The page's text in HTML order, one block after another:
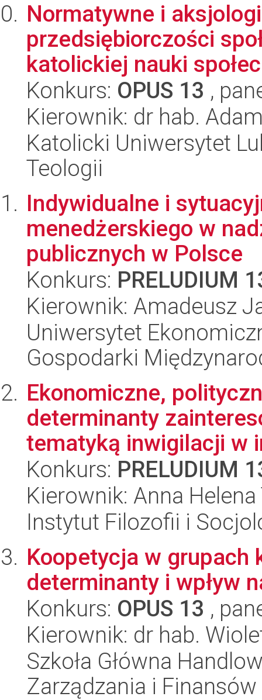
Normatywne i
przedsiębiorczości
katolickiej nauki
Konkurs: OPUS 13 ,
Kierownik: dr hab.
Katolicki Uniwersytet
Teologii
Indywidualne i
menedżerskiego w
publicznych w Polsce
Konkurs: PRELUDIUM
Kierownik: Amadeusz
Uniwersytet
Gospodarki
Ekonomiczne,
determinanty
tematyką inwigilacji w
Konkurs: PRELUDIUM
Kierownik: Anna Helena
Instytut Filozofii i
Koopetycja w grupach
determinanty i wpływ
Konkurs: OPUS 13 ,
Kierownik: dr hab.
Szkoła Główna
Zarządzania i Finansów